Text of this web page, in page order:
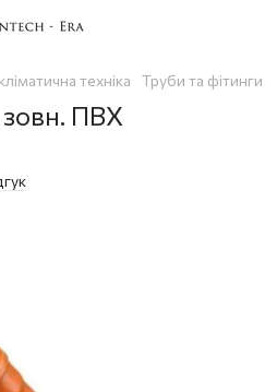
техніка Труби та фітинги
зовн. ПВХ